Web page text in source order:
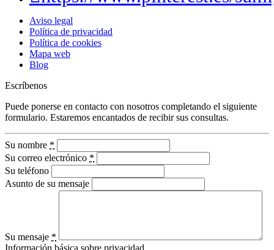
Aviso legal
Política de privacidad
Política de cookies
Mapa web
Blog
Escríbenos
Puede ponerse en contacto con nosotros completando el siguiente
formulario. Estaremos encantados de recibir sus consultas.
Su nombre *
Su correo electrónico *
Su teléfono
Asunto de su mensaje
Su mensaje *
Información básica sobre privacidad